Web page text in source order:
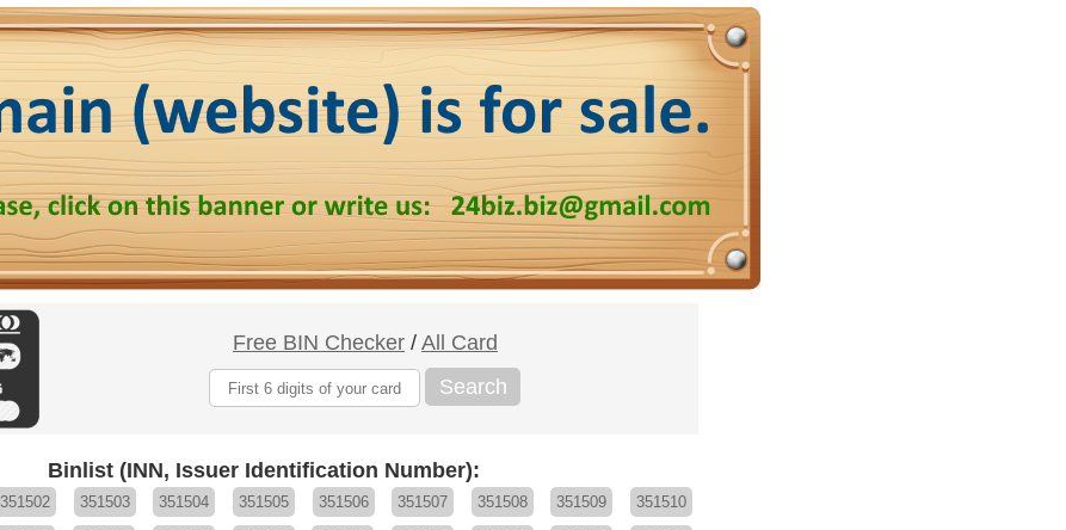
Free BIN Checker / All Card
Search
Binlist (INN, Issuer Identification Number):
351502 351503 351504 351505 351506 351507 351508 351509 351510